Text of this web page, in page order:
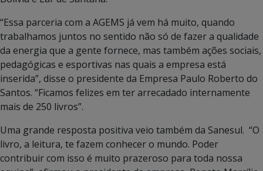
“Essa parceria com a AGEMS já vem há muito, quando
trabalhamos juntos no sentido não só de fazer a qualidade
da energia que a gente fornece, mas também ações sociais,
pedagógicas e esportivas nas quais a empresa está
inserida”, disse o presidente da Empresa Paulo Roberto do
Santos. “Ficamos felizes em ter arrecadado internamente
mais de 250 livros”.
Uma grande resposta positiva veio também da Sanesul. “O
livro, a leitura, te fazem conhecer o mundo. Poder
contribuir com isso é muito prazeroso para toda nossa